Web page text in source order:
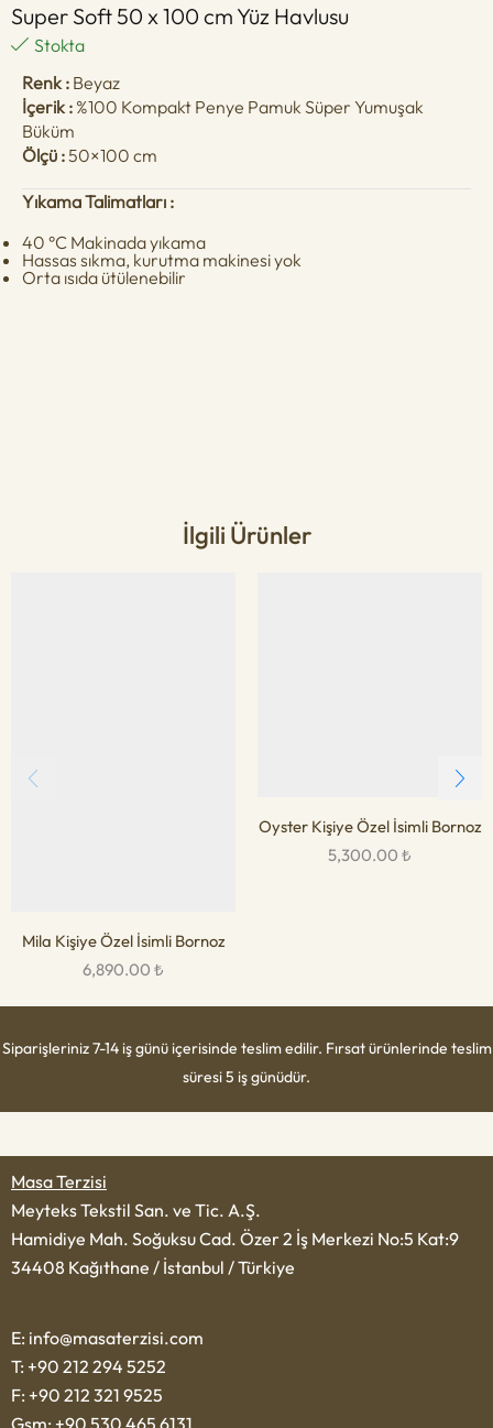
Super Soft 50 x 100 cm Yüz Havlusu
Stokta
Renk : Beyaz
İçerik : %100 Kompakt Penye Pamuk Süper Yumuşak
Büküm
Ölçü :50×100 cm
Yıkama Talimatları :
40 °C Makinada yıkama
Hassas sıkma, kurutma makinesi yok
Orta ısıda ütülenebilir
İlgili Ürünler
Mila Kişiye Özel İsimli Bornoz
6,890.00 ₺
Oyster Kişiye Özel İsimli Bornoz
5,300.00 ₺
Siparişleriniz 7-14 iş günü içerisinde teslim edilir. Fırsat ürünlerinde teslim
süresi 5 iş günüdür.
Masa Terzisi
Meyteks Tekstil San. ve Tic. A.Ş.
Hamidiye Mah. Soğuksu Cad. Özer 2 İş Merkezi No:5 Kat:9
34408 Kağıthane / İstanbul / Türkiye
E: info@masaterzisi.com
T: +90 212 294 5252
F: +90 212 321 9525